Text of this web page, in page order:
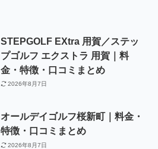
STEPGOLF EXtra 用賀／ステッ
プゴルフ エクストラ 用賀｜料
金・特徴・口コミまとめ
2026年8月7日
オールデイゴルフ桜新町｜料金・
特徴・口コミまとめ
2026年8月7日